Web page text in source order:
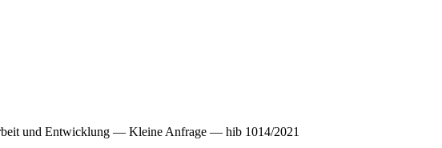
und Entwicklung — Kleine Anfrage — hib 1014/2021